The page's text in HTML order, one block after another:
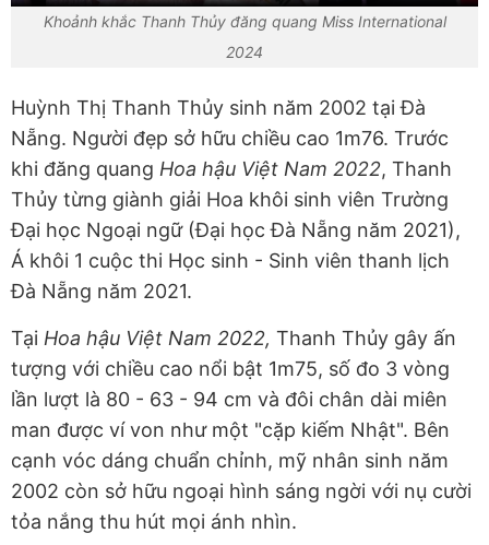
Khoảnh khắc Thanh Thủy đăng quang Miss International
2024
Huỳnh Thị Thanh Thủy sinh năm 2002 tại Đà
Nẵng. Người đẹp sở hữu chiều cao 1m76. Trước
khi đăng quang Hoa hậu Việt Nam 2022, Thanh
Thủy từng giành giải Hoa khôi sinh viên Trường
Đại học Ngoại ngữ (Đại học Đà Nẵng năm 2021),
Á khôi 1 cuộc thi Học sinh - Sinh viên thanh lịch
Đà Nẵng năm 2021.
Tại Hoa hậu Việt Nam 2022, Thanh Thủy gây ấn
tượng với chiều cao nổi bật 1m75, số đo 3 vòng
lần lượt là 80 - 63 - 94 cm và đôi chân dài miên
man được ví von như một "cặp kiếm Nhật". Bên
cạnh vóc dáng chuẩn chỉnh, mỹ nhân sinh năm
2002 còn sở hữu ngoại hình sáng ngời với nụ cười
tỏa nắng thu hút mọi ánh nhìn.